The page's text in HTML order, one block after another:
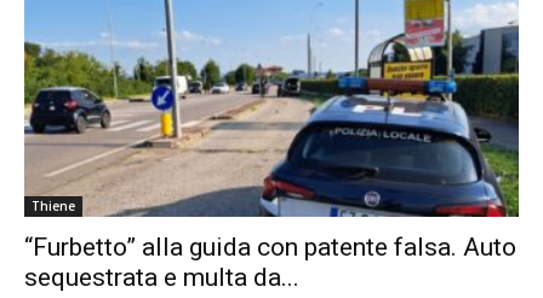
Thiene
“Furbetto” alla guida con patente falsa. Auto
sequestrata e multa da...